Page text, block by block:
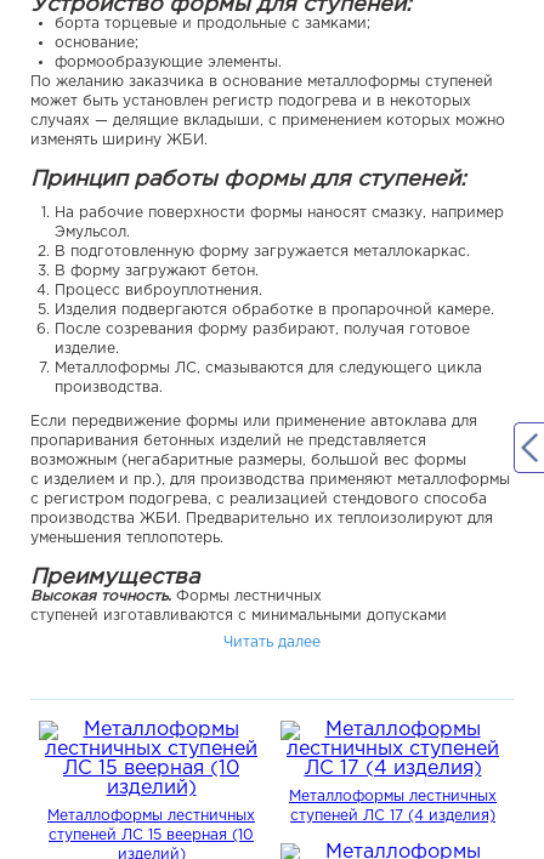
Устройство формы для ступеней:
борта торцевые и продольные с замками;
основание;
формообразующие элементы.
По желанию заказчика в основание металлоформы ступеней
может быть установлен регистр подогрева и в некоторых
случаях — делящие вкладыши, с применением которых можно
изменять ширину ЖБИ.
Принцип работы формы для ступеней:
На рабочие поверхности формы наносят смазку, например
Эмульсол.
В подготовленную форму загружается металлокаркас.
В форму загружают бетон.
Процесс виброуплотнения.
Изделия подвергаются обработке в пропарочной камере.
После созревания форму разбирают, получая готовое
изделие.
Металлоформы ЛС, смазываются для следующего цикла
производства.
Если передвижение формы или применение автоклава для
пропаривания бетонных изделий не представляется
возможным (негабаритные размеры, большой вес формы
с изделием и пр.), для производства применяют металлоформы
с регистром подогрева, с реализацией стендового способа
производства ЖБИ. Предварительно их теплоизолируют для
уменьшения теплопотерь.
Преимущества
Высокая точность. Формы лестничных
ступеней изготавливаются с минимальными допусками
на погрешности, что позволяет изготовлять продукт
Отличное качество.Мы применяем только проверенные,
современные материалы, которые хорошо зарекомендовали
себя на отечественном рынке.
Демократические цены.
Мы заботимся о том, чтобы наши
клиенты становились постоянными заказчиками
и сотрудничали с нами долго.
Гарантированно долгий срок службы.
Гарантия на все формы
Читать далее
Металлоформы лестничных
ступеней ЛС 15 веерная (10
изделий)
Металлоформы лестничных
ступеней ЛС 17 (4 изделия)